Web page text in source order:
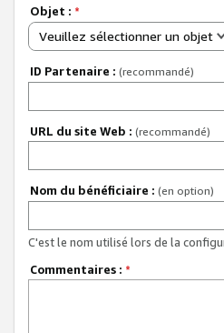
Objet : *
Veuillez sélectionner un objet
ID Partenaire : (recommandé)
URL du site Web : (recommandé)
Nom du bénéficiaire : (en option)
C'est le nom utilisé lors de la
Commentaires : *